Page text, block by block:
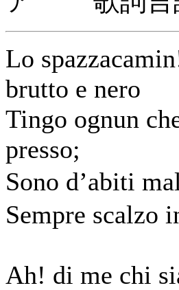
Lo
brutto e nero
Tingo ognun
presso;
Sono d’abiti
Sempre scalzo
Ah! di me chi